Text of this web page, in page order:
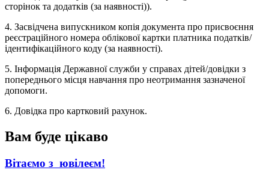
сторінок та додатків (за наявності)).
4. Засвідчена випускником копія документа про присвоєння
реєстраційного номера облікової картки платника податків/
ідентифікаційного коду (за наявності).
5. Інформація Державної служби у справах дітей/довідки з
попереднього місця навчання про неотримання зазначеної
допомоги.
6. Довідка про картковий рахунок.
Вам буде цікаво
Вітаємо з ювілеєм!